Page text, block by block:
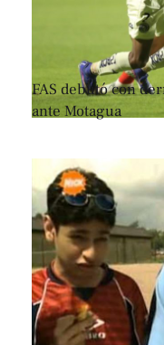
FAS debutó con
ante Motagua